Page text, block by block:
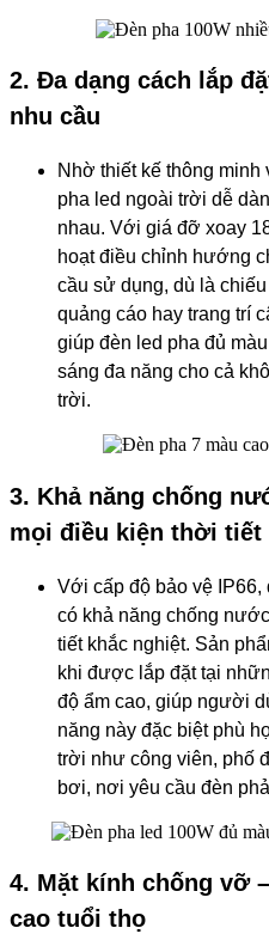
2. Đa dạng cách lắp
nhu cầu
Nhờ thiết kế thông
pha led ngoài trời dễ
nhau. Với giá đỡ xoay
hoạt điều chỉnh hướng
cầu sử dụng, dù là
quảng cáo hay trang trí
giúp đèn led pha đủ
sáng đa năng cho cả
trời.
3. Khả năng chống
mọi điều kiện thời tiết
Với cấp độ bảo vệ IP66,
có khả năng chống
tiết khắc nghiệt. Sản
khi được lắp đặt tại
độ ẩm cao, giúp người
năng này đặc biệt phù
trời như công viên, phố
bơi, nơi yêu cầu đèn
4. Mặt kính chống vỡ
cao tuổi thọ